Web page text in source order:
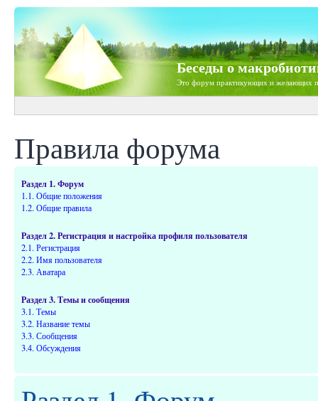
Беседы о
Это форум практикующих и желающих
Правила форума
Раздел 1. Форум
1.1. Общие положения
1.2. Общие правила
Раздел 2. Регистрация и настройка профиля пользователя
2.1. Регистрация
2.2. Имя пользователя
2.3. Аватара
Раздел 3. Темы и сообщения
3.1. Темы
3.2. Название темы
3.3. Сообщения
3.4. Обсуждения